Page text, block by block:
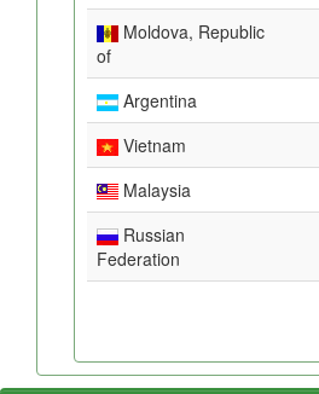
Moldova, Republic
of
Argentina
Vietnam
Malaysia
Russian
Federation